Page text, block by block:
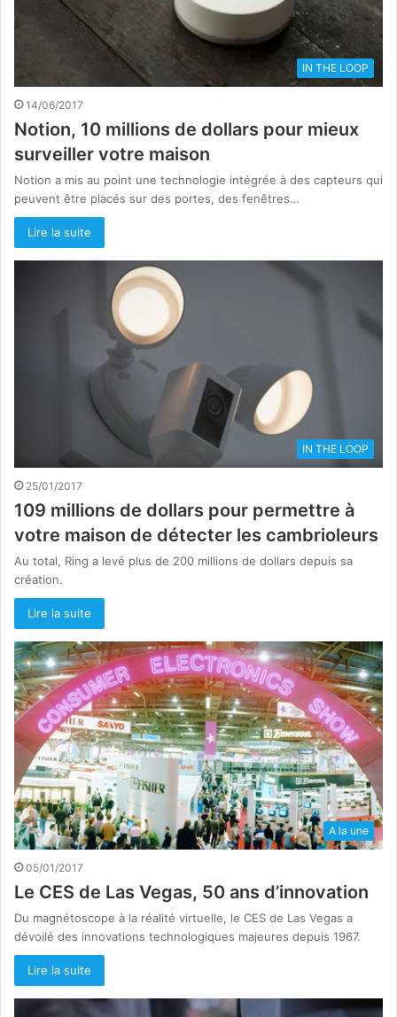
IN THE LOOP
14/06/2017
Notion, 10 millions de dollars pour mieux
surveiller votre maison
Notion a mis au point une technologie intégrée à des capteurs qui
peuvent être placés sur des portes, des fenêtres…
Lire la suite
IN THE LOOP
25/01/2017
109 millions de dollars pour permettre à
votre maison de détecter les cambrioleurs
Au total, Ring a levé plus de 200 millions de dollars depuis sa
création.
Lire la suite
A la une
05/01/2017
Le CES de Las Vegas, 50 ans d’innovation
Du magnétoscope à la réalité virtuelle, le CES de Las Vegas a
dévoilé des innovations technologiques majeures depuis 1967.
Lire la suite